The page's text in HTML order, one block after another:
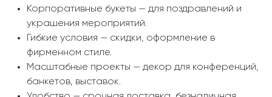
Корпоративные букеты — для поздравлений и
украшения мероприятий.
Гибкие условия — скидки, оформление в
фирменном стиле.
Масштабные проекты — декор для конференций,
банкетов, выставок.